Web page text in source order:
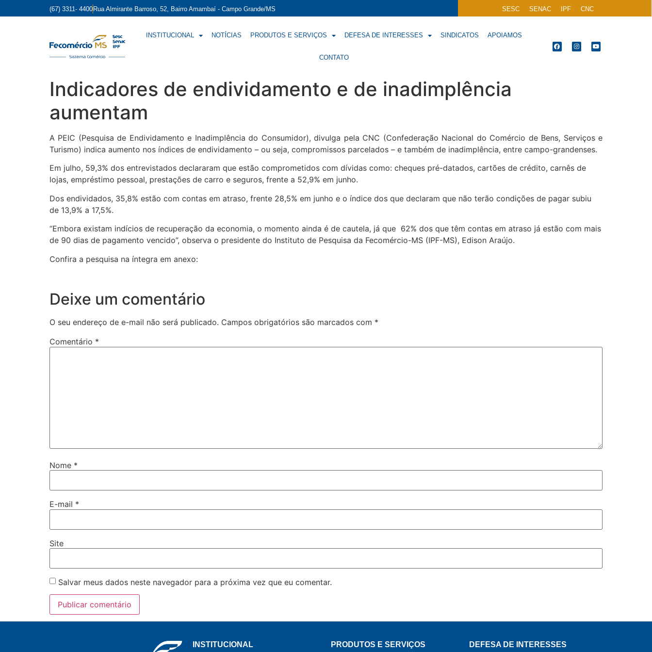
(67) 3311- 4400 Rua Almirante Barroso, 52, Bairro Amambaí - Campo Grande/MS SESC SENAC IPF CNC
INSTITUCIONAL NOTÍCIAS PRODUTOS E SERVIÇOS DEFESA DE INTERESSES SINDICATOS APOIAMOS
CONTATO
Indicadores de endividamento e de inadimplência
aumentam
A PEIC (Pesquisa de Endividamento e Inadimplência do Consumidor), divulga pela CNC (Confederação Nacional do Comércio de Bens, Serviços e
Turismo) indica aumento nos índices de endividamento – ou seja, compromissos parcelados – e também de inadimplência, entre campo-grandenses.
Em julho, 59,3% dos entrevistados declararam que estão comprometidos com dívidas como: cheques pré-datados, cartões de crédito, carnês de
lojas, empréstimo pessoal, prestações de carro e seguros, frente a 52,9% em junho.
Dos endividados, 35,8% estão com contas em atraso, frente 28,5% em junho e o índice dos que declaram que não terão condições de pagar subiu
de 13,9% a 17,5%.
“Embora existam indícios de recuperação da economia, o momento ainda é de cautela, já que 62% dos que têm contas em atraso já estão com mais
de 90 dias de pagamento vencido”, observa o presidente do Instituto de Pesquisa da Fecomércio-MS (IPF-MS), Edison Araújo.
Confira a pesquisa na íntegra em anexo:
Deixe um comentário
O seu endereço de e-mail não será publicado. Campos obrigatórios são marcados com *
Comentário *
Nome *
E-mail *
Site
Salvar meus dados neste navegador para a próxima vez que eu comentar.
INSTITUCIONAL PRODUTOS E SERVIÇOS DEFESA DE INTERESSES